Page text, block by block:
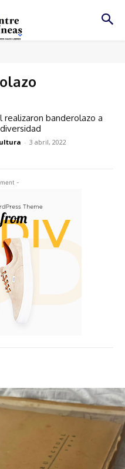
-
realizaron banderolazo a
- 3 abril, 2022